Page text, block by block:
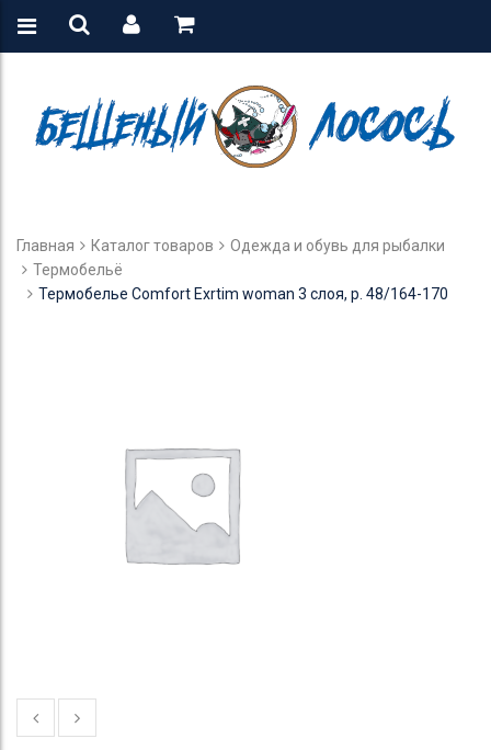
Главная Каталог товаров
Одежда и обувь для рыбалки
Термобельё
Термобелье Comfort Exrtim woman 3 слоя, р. 48/164-170